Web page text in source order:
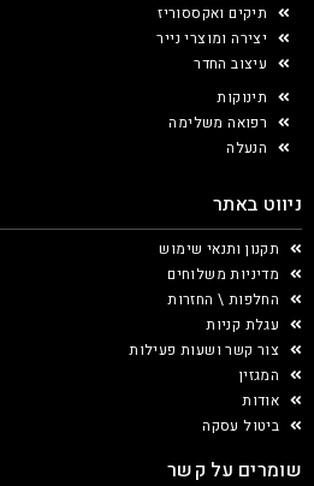
תיקים ואקססוריז
יצירה ומוצרי נייר
עיצוב החדר
תינוקות
רפואה משלימה
הנעלה
ניווט באתר
תקנון ותנאי שימוש
מדיניות משלוחים
החלפות \ החזרות
עגלת קניות
צור קשר ושעות פעילות
המגזין
אודות
ביטול עסקה
שומרים על קשר